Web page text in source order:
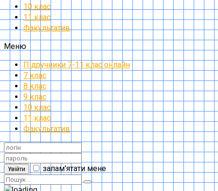
10 клас
11 клас
Факультатив
Меню
Підручники 7-11 клас онлайн
7 клас
8 клас
9 клас
10 клас
11 клас
Факультатив
Увійти запам'ятати мене